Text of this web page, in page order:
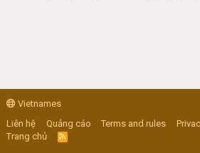
Vietnames
Liên hệ
Quảng cáo Terms and rules
Trang chủ
R
S